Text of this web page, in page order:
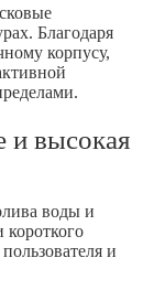
Благодаря
корпусу,
и высокая
воды и
и